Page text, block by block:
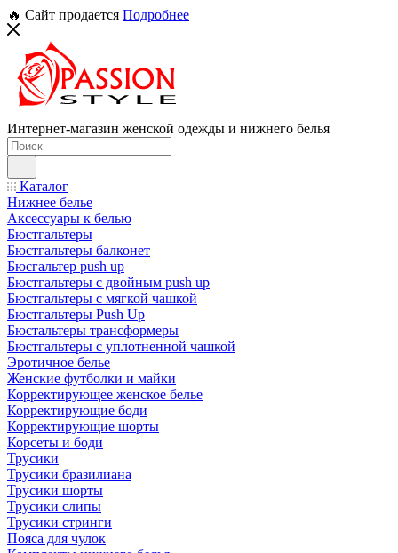
🔥 Сайт продается Подробнее
Интернет-магазин женской одежды и нижнего белья
Каталог
Нижнее белье
Аксессуары к белью
Бюстгальтеры
Бюстгальтеры балконет
Бюсгальтер push up
Бюстгальтеры с двойным push up
Бюстгальтеры с мягкой чашкой
Бюстгальтеры Push Up
Бюстальтеры трансформеры
Бюстгальтеры с уплотненной чашкой
Эротичное белье
Женские футболки и майки
Корректирующее женское белье
Корректирующие боди
Корректирующие шорты
Корсеты и боди
Трусики
Трусики бразилиана
Трусики шорты
Трусики слипы
Трусики стринги
Пояса для чулок